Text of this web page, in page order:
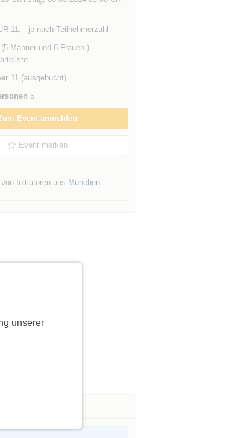
unserer
11,-- je nach Teilnehmerzahl
Männer und 6 Frauen )
11 (ausgebucht)
5
Event anmelden
Event merken
Initiatoren aus München